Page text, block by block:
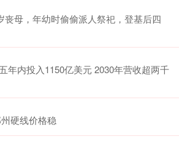
丧母，年幼时偷偷派人祭祀，登基后四
年内投入1150亿美元 2030年营收超两千
硬线价格稳